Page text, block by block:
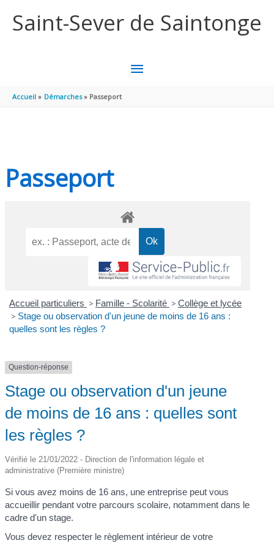
Saint-Sever de Saintonge
MENU
Accueil Démarches Passeport
Passeport
Accueil particuliers > Famille - Scolarité > Collège et lycée
> Stage ou observation d'un jeune de moins de 16 ans :
quelles sont les règles ?
Question-réponse
Stage ou observation d'un jeune
de moins de 16 ans : quelles sont
les règles ?
Vérifié le 21/01/2022 - Direction de l'information légale et
administrative (Première ministre)
Si vous avez moins de 16 ans, une entreprise peut vous
accueillir pendant votre parcours scolaire, notamment dans le
cadre d'un stage.
Vous devez respecter le règlement intérieur de votre